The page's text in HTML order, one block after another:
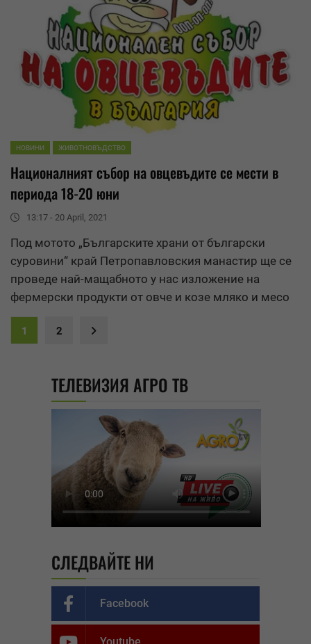
НОВИНИ ЖИВОТНОВЪДСТВО
Националният събор на овцевъдите се мести в
периода 18-20 юни
13:17 - 20 April, 2021
Под мотото „Българските храни от български
суровини“ край Петропавловския манастир ще се
проведе най-мащабното у нас изложение на
фермерски продукти от овче и козе мляко и месо
1 2
ТЕЛЕВИЗИЯ АГРО ТВ
СЛЕДВАЙТЕ НИ
Facebook